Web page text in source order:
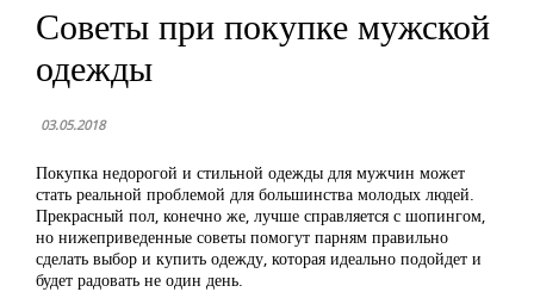
Советы при покупке мужской
одежды
03.05.2018
Покупка недорогой и стильной одежды для мужчин может
стать реальной проблемой для большинства молодых людей.
Прекрасный пол, конечно же, лучше справляется с шопингом,
но нижеприведенные советы помогут парням правильно
сделать выбор и купить одежду, которая идеально подойдет и
будет радовать не один день.